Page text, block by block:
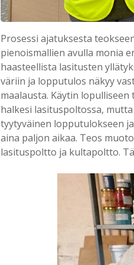
Prosessi ajatuksesta
pienoismallien avulla monia
haasteellista lasitusten
väriin ja lopputulos näkyy
maalausta. Käytin
halkesi lasituspoltossa,
tyytyväinen lopputulokseen
aina paljon aikaa. Teos
lasituspoltto ja kultapoltto.